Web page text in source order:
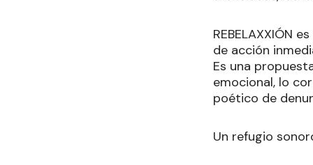
REBELAXXIÓN
de acción
Es una
emocional, lo
poético de
Un refugio